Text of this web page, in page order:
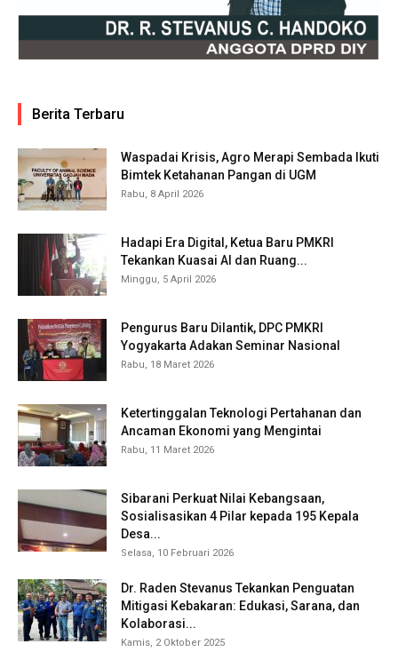
Berita Terbaru
Waspadai Krisis, Agro Merapi Sembada Ikuti
Bimtek Ketahanan Pangan di UGM
Rabu, 8 April 2026
Hadapi Era Digital, Ketua Baru PMKRI
Tekankan Kuasai AI dan Ruang...
Minggu, 5 April 2026
Pengurus Baru Dilantik, DPC PMKRI
Yogyakarta Adakan Seminar Nasional
Rabu, 18 Maret 2026
Ketertinggalan Teknologi Pertahanan dan
Ancaman Ekonomi yang Mengintai
Rabu, 11 Maret 2026
Sibarani Perkuat Nilai Kebangsaan,
Sosialisasikan 4 Pilar kepada 195 Kepala
Desa...
Selasa, 10 Februari 2026
Dr. Raden Stevanus Tekankan Penguatan
Mitigasi Kebakaran: Edukasi, Sarana, dan
Kolaborasi...
Kamis, 2 Oktober 2025